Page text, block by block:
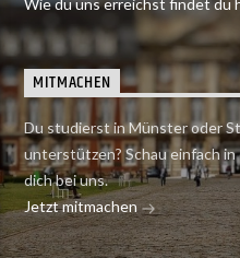
MITMACHEN
Du studierst in Münster oder
unterstützen? Schau einfach
dich bei uns.
Jetzt mitmachen